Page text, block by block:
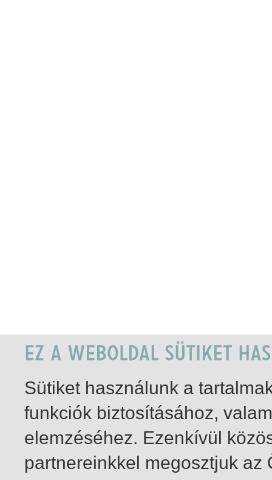
Sütiket használunk a
funkciók biztosításához,
elemzéséhez. Ezenkívül
partnereinkkel megosztjuk